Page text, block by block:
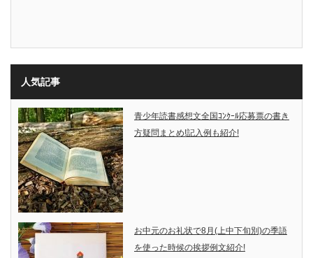
人気記事
青少年読書感想文全国ｺﾝｸｰﾙ応募票の書き
方疑問まとめ!記入例も紹介!
お中元のお礼状で8月(上中下旬別)の季語
を使った時候の挨拶例文紹介!